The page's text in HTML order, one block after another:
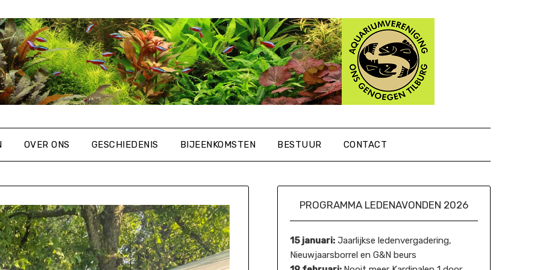
OVER ONS GESCHIEDENIS BIJEENKOMSTEN BESTUUR CONTACT
PROGRAMMA LEDENAVONDEN 2026
15 januari:Jaarlijkse ledenvergadering,
Nieuwjaarsborrel en G&N beurs